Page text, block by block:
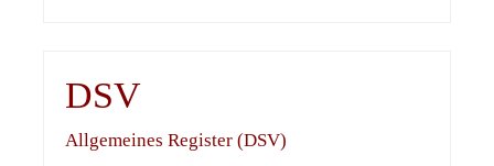
DSV
Allgemeines Register (DSV)